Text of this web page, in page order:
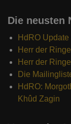
Die neusten
HdRO
Herr der
Herr der
Die
HdRO:
Khûd Zagin